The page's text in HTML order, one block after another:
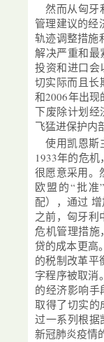
然而从匈牙
管理建议的经
轨迹调整措施
解决严重和最
投资和进口会
切实际而且长
和2006年出
下废除计划经
飞猛进保护内
使用凯恩斯
1933年的危
很愿意采用。
欧盟的“批准
配），通过
之前，匈牙利
危机管理措施
贷的成本更高
的税制改革平
字程序被取消
的经济影响
取得了切实的
过一系列根据
新冠肺炎疫情